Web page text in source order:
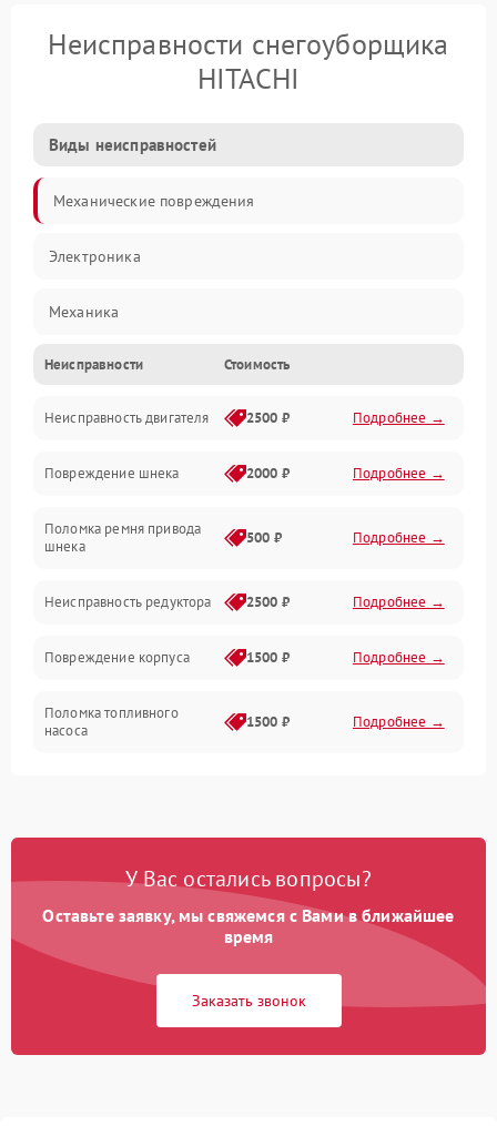
Неисправности снегоуборщика
HITACHI
Виды неисправностей
Механические повреждения
Электроника
Механика
Трансмиссия
Электропитание
Двигатель
Неисправности Стоимость
Неисправность двигателя 2500 ₽ Подробнее →
Повреждение шнека 2000 ₽ Подробнее →
Поломка ремня привода
шнека
500 ₽ Подробнее →
Неисправность редуктора 2500 ₽ Подробнее →
Повреждение корпуса 1500 ₽ Подробнее →
Поломка топливного
насоса
1500 ₽ Подробнее →
карбюратора
Подробнее →
фильтра
300 ₽ Подробнее →
Неисправность системы
У Вас остались вопросы?
Оставьте заявку, мы свяжемся с Вами в ближайшее
время
Заказать звонок